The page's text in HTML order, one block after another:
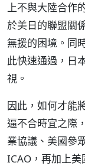
上不與大陸合作
於美日的聯盟關
無援的困境。同
此快速通過，日
視。
因此，如何才能
逼不合時宜之際
業協議、美國參
ICAO，再加上